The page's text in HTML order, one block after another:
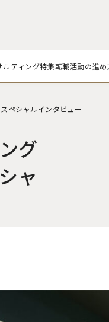
ルティング特集転職活動の進め
ペシャルインタビュー
グ
ャ